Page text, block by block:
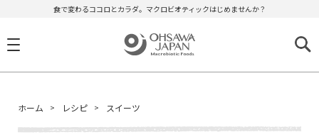
食で変わるココロとカラダ。マクロビオティックはじめませんか？
ホーム レシピ スイーツ